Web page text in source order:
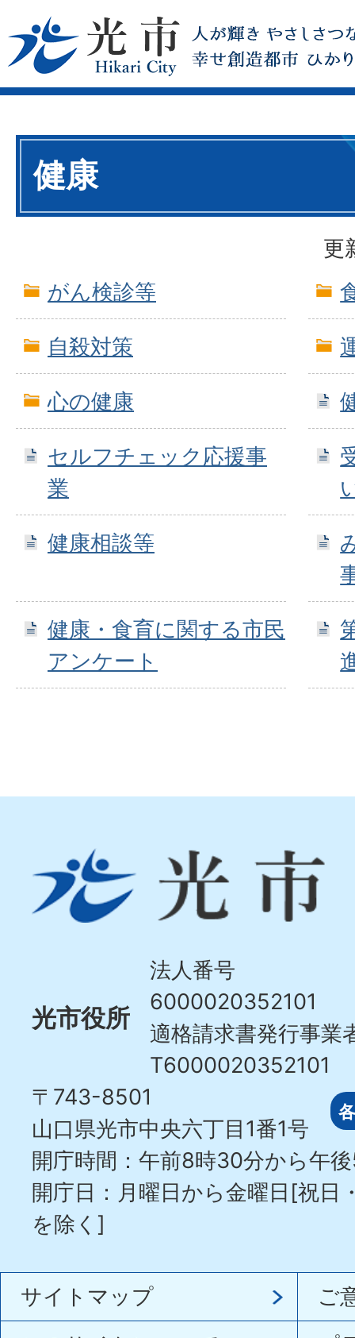
健康
更
がん検診等
自殺対策
心の健康
セルフチェック応援事
業
健康相談等
健康・食育に関する市民
アンケート
市
Hikari
光市役所
法人番号
6000020352101
適格請求書発行事業
T6000020352101
〒743-8501
山口県光市中央六丁目1番1号
開庁時間：午前8時30分から午
開庁日：月曜日から金曜日[祝日
を除く]
サイトマップ
ご